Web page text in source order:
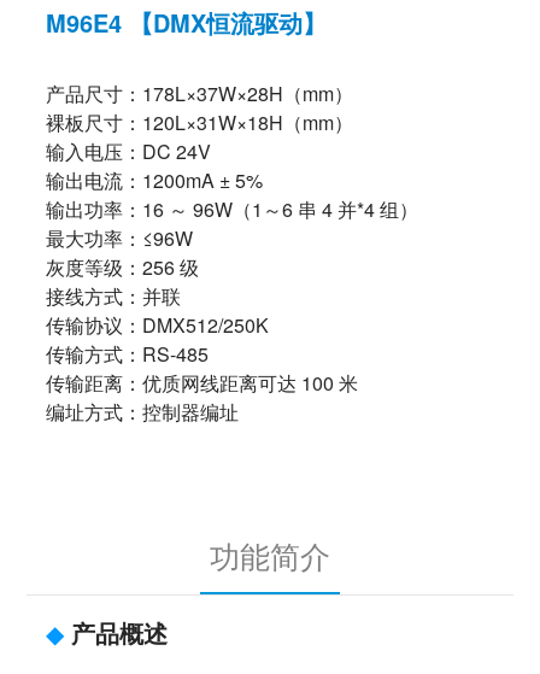
M96E4 【DMX恒流驱动】
产品尺寸：178L×37W×28H（mm）
裸板尺寸：120L×31W×18H（mm）
输入电压：DC 24V
输出电流：1200mA ± 5%
输出功率：16 ～ 96W（1～6 串 4 并*4 组）
最大功率：≤96W
灰度等级：256 级
接线方式：并联
传输协议：DMX512/250K
传输方式：RS-485
传输距离：优质网线距离可达 100 米
编址方式：控制器编址
功能简介
◆ 产品概述